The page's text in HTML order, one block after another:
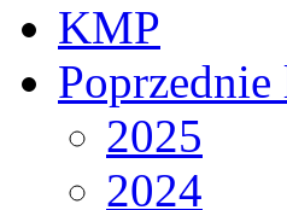
KMP
Poprzednie
2025
2024